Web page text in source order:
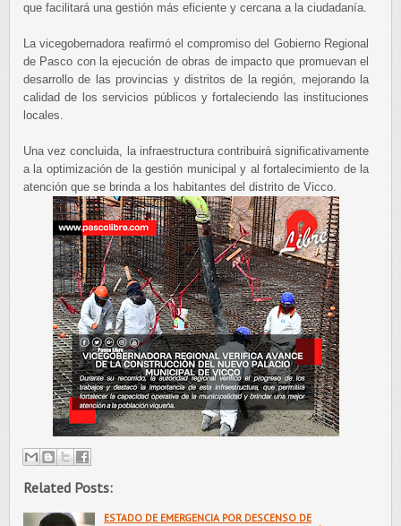
que facilitará una gestión más eficiente y cercana a la ciudadanía.
La vicegobernadora reafirmó el compromiso del Gobierno Regional
de Pasco con la ejecución de obras de impacto que promuevan el
desarrollo de las provincias y distritos de la región, mejorando la
calidad de los servicios públicos y fortaleciendo las instituciones
locales.
Una vez concluida, la infraestructura contribuirá significativamente
a la optimización de la gestión municipal y al fortalecimiento de la
atención que se brinda a los habitantes del distrito de Vicco.
Related Posts:
ESTADO DE EMERGENCIA POR DESCENSO DE